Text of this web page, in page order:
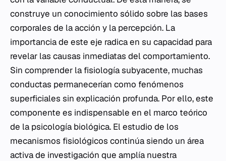
construye un conocimiento sólido sobre las bases
corporales de la acción y la percepción. La
importancia de este eje radica en su capacidad para
revelar las causas inmediatas del comportamiento.
Sin comprender la fisiología subyacente, muchas
conductas permanecerían como fenómenos
superficiales sin explicación profunda. Por ello, este
componente es indispensable en el marco teórico
de la psicología biológica. El estudio de los
mecanismos fisiológicos continúa siendo un área
activa de investigación que amplía nuestra